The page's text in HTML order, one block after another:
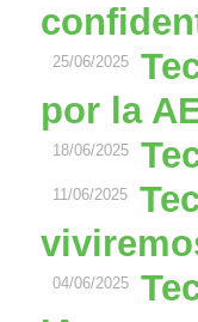
25/06/2025
por la
18/06/2025
11/06/2025
04/06/2025